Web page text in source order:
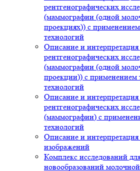
рентгенографических
(маммографии (одной
проекциях)) с
технологий
Описание и
рентгенографических
(маммографии (одной
проекции)) с применением
технологий
Описание и
рентгенографических
(маммографии) с
технологий
Описание и
изображений
Комплекс исследований
новообразований